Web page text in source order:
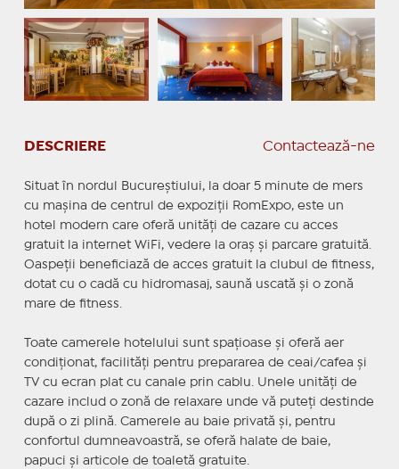
DESCRIERE Contactează-ne
Situat în nordul Bucureştiului, la doar 5 minute de mers
cu maşina de centrul de expoziţii RomExpo, este un
hotel modern care oferă unităţi de cazare cu acces
gratuit la internet WiFi, vedere la oraş şi parcare gratuită.
Oaspeţii beneficiază de acces gratuit la clubul de fitness,
dotat cu o cadă cu hidromasaj, saună uscată şi o zonă
mare de fitness.
Toate camerele hotelului sunt spaţioase şi oferă aer
condiţionat, facilităţi pentru prepararea de ceai/cafea şi
TV cu ecran plat cu canale prin cablu. Unele unităţi de
cazare includ o zonă de relaxare unde vă puteţi destinde
după o zi plină. Camerele au baie privată şi, pentru
confortul dumneavoastră, se oferă halate de baie,
papuci şi articole de toaletă gratuite.